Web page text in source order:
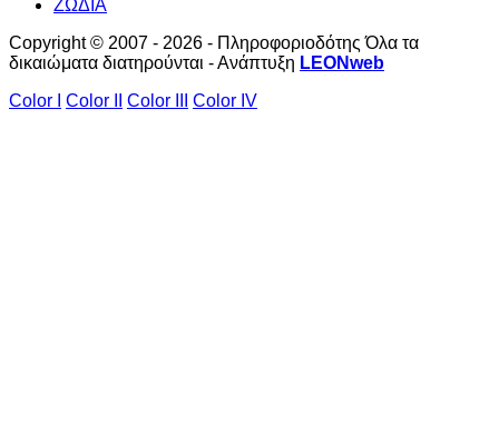
ΖΩΔΙΑ
Copyright © 2007 - 2026 - Πληροφοριοδότης Όλα τα
δικαιώματα διατηρούνται - Ανάπτυξη LEONweb
Color I
Color II Color III Color IV